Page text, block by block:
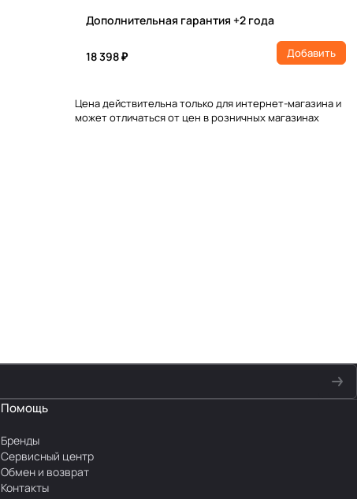
Дополнительная гарантия +2 года
18 398 ₽ Добавить
Цена действительна только для интернет-магазина и
может отличаться от цен в розничных магазинах
Помощь
Бренды
Сервисный центр
Обмен и возврат
Контакты